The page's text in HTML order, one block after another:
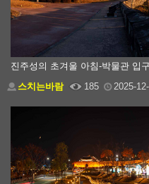
진주성의 초겨울 아침-박물관 입
스치는바람
185 2025-